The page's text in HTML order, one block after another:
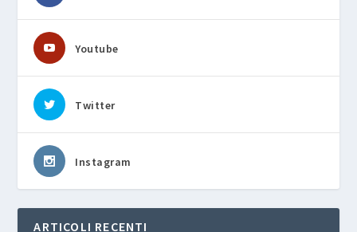
Youtube
Twitter
Instagram
ARTICOLI RECENTI